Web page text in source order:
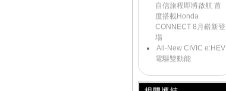
度搭載Honda
CONNECT 8月嶄新登
場
All-New CIVIC e:HEV
電驅雙動能
《好康大聲公-汽車》
來店試乘~送您精美好
禮